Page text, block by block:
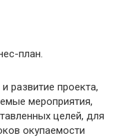
план.
развитие проекта,
мероприятия,
целей, для
окупаемости